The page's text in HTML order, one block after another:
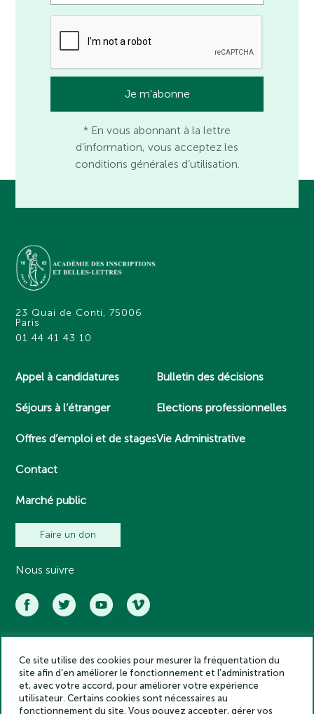
* En vous abonnant à la lettre
d’information, vous acceptez les
conditions générales d’utilisation.
23 Quai de Conti, 75006
Paris
01 44 41 43 10
Appel à candidatures
Séjours à l’étranger
Offres d’emploi et de stages
Contact
Marché public
Bulletin des décisions
Elections professionnelles
Vie Administrative
Faire un don
Nous suivre
Académie des inscriptions et belles lettres – Tous droits réservés
2025
Politique de confidentialité
Mentions légales
Ce site utilise des cookies pour mesurer la fréquentation du
site afin d’en améliorer le fonctionnement et l’administration
et, avec votre accord, pour améliorer votre expérience
utilisateur. Certains cookies sont nécessaires au
fonctionnement du site. Vous pouvez accepter, gérer vos